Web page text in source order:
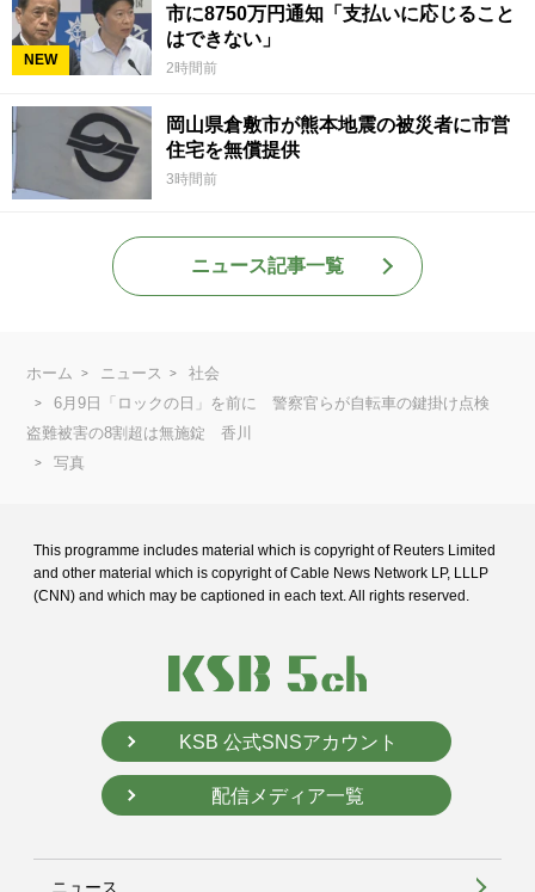
NEW
市に8750万円通知「支払いに応じること
はできない」
2時間前
岡山県倉敷市が熊本地震の被災者に市営
住宅を無償提供
3時間前
ニュース記事一覧
ホーム ニュース
社会
6月9日「ロックの日」を前に 警察官らが自転車の鍵掛け点検
盗難被害の8割超は無施錠 香川
写真
This programme includes material which is copyright of Reuters Limited
and other material which is copyright of Cable News Network LP, LLLP
(CNN) and which may be captioned in each text. All rights reserved.
KSB 公式SNSアカウント
配信メディア一覧
ニュース